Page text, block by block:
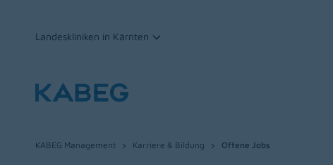
Landeskliniken in Kärnten
KABEG Management Karriere & Bildung Offene Jobs